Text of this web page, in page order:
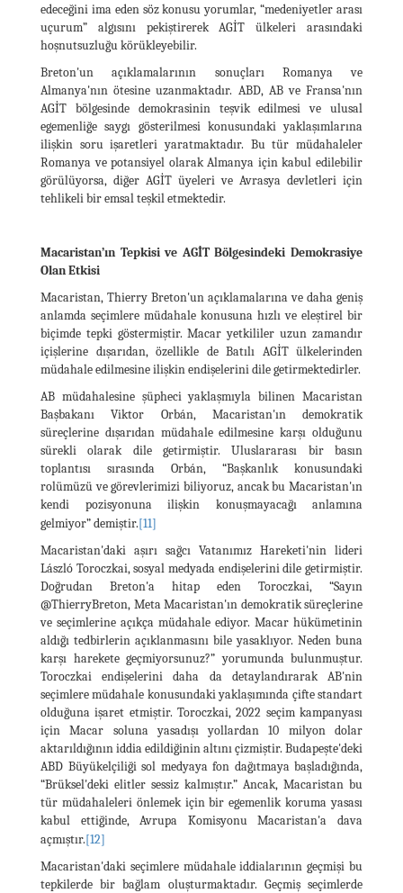
edeceğini ima eden söz konusu yorumlar, “medeniyetler arası
uçurum” algısını pekiştirerek AGİT ülkeleri arasındaki
hoşnutsuzluğu körükleyebilir.
Breton'un açıklamalarının sonuçları Romanya ve
Almanya'nın ötesine uzanmaktadır. ABD, AB ve Fransa'nın
AGİT bölgesinde demokrasinin teşvik edilmesi ve ulusal
egemenliğe saygı gösterilmesi konusundaki yaklaşımlarına
ilişkin soru işaretleri yaratmaktadır. Bu tür müdahaleler
Romanya ve potansiyel olarak Almanya için kabul edilebilir
görülüyorsa, diğer AGİT üyeleri ve Avrasya devletleri için
tehlikeli bir emsal teşkil etmektedir.
Macaristan’ın Tepkisi ve AGİT Bölgesindeki Demokrasiye
Olan Etkisi
Macaristan, Thierry Breton'un açıklamalarına ve daha geniş
anlamda seçimlere müdahale konusuna hızlı ve eleştirel bir
biçimde tepki göstermiştir. Macar yetkililer uzun zamandır
içişlerine dışarıdan, özellikle de Batılı AGİT ülkelerinden
müdahale edilmesine ilişkin endişelerini dile getirmektedirler.
AB müdahalesine şüpheci yaklaşmıyla bilinen Macaristan
Başbakanı Viktor Orbán, Macaristan'ın demokratik
süreçlerine dışarıdan müdahale edilmesine karşı olduğunu
sürekli olarak dile getirmiştir. Uluslararası bir basın
toplantısı sırasında Orbán, “Başkanlık konusundaki
rolümüzü ve görevlerimizi biliyoruz, ancak bu Macaristan'ın
kendi pozisyonuna ilişkin konuşmayacağı anlamına
gelmiyor” demiştir.[11]
Macaristan'daki aşırı sağcı Vatanımız Hareketi'nin lideri
László Toroczkai, sosyal medyada endişelerini dile getirmiştir.
Doğrudan Breton'a hitap eden Toroczkai, “Sayın
@ThierryBreton, Meta Macaristan'ın demokratik süreçlerine
ve seçimlerine açıkça müdahale ediyor. Macar hükümetinin
aldığı tedbirlerin açıklanmasını bile yasaklıyor. Neden buna
karşı harekete geçmiyorsunuz?” yorumunda bulunmuştur.
Toroczkai endişelerini daha da detaylandırarak AB'nin
seçimlere müdahale konusundaki yaklaşımında çifte standart
olduğuna işaret etmiştir. Toroczkai, 2022 seçim kampanyası
için Macar soluna yasadışı yollardan 10 milyon dolar
aktarıldığının iddia edildiğinin altını çizmiştir. Budapeşte'deki
ABD Büyükelçiliği sol medyaya fon dağıtmaya başladığında,
“Brüksel'deki elitler sessiz kalmıştır.” Ancak, Macaristan bu
tür müdahaleleri önlemek için bir egemenlik koruma yasası
kabul ettiğinde, Avrupa Komisyonu Macaristan'a dava
açmıştır.[12]
Macaristan'daki seçimlere müdahale iddialarının geçmişi bu
tepkilerde bir bağlam oluşturmaktadır. Geçmiş seçimlerde